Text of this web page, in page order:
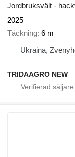
Jordbruksvält -
2025
Täckning 6 m
Ukraina,
TRIDAAGRO NEW